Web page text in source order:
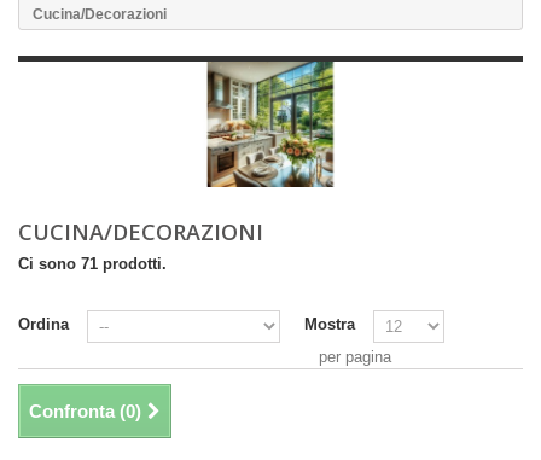
Cucina/Decorazioni
CUCINA/DECORAZIONI
Ci sono 71 prodotti.
Ordina
Mostra
per pagina
Confronta (0)